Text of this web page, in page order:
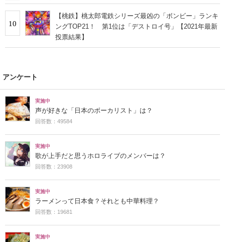
10
【桃鉄】桃太郎電鉄シリーズ最凶の「ボンビー」ランキ
ングTOP21！ 第1位は「デストロイ号」【2021年最新
投票結果】
アンケート
実施中
声が好きな「日本のボーカリスト」は？
回答数：49584
実施中
歌が上手だと思うホロライブのメンバーは？
回答数：23908
実施中
ラーメンって日本食？それとも中華料理？
回答数：19681
実施中